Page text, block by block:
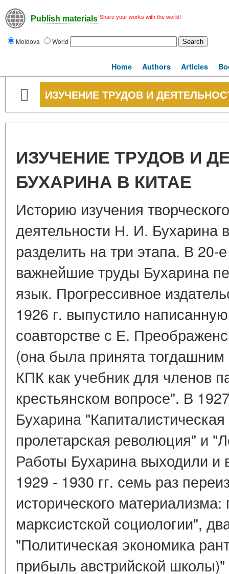
Publish materials Share your works with the world!
Moldova World
Home Authors Articles
ИЗУЧЕНИЕ ТРУДОВ И
ИЗУЧЕНИЕ ТРУДОВ И
БУХАРИНА В КИТАЕ
Историю изучения
деятельности Н. И. Бухарина
разделить на три этапа. В 20-
важнейшие труды Бухарина
язык. Прогрессивное
1926 г. выпустило
соавторстве с Е.
(она была принята
КПК как учебник для членов
крестьянском вопросе". В
Бухарина
пролетарская революция" и
Работы Бухарина выходили и
1929 - 1930 гг. семь раз
исторического
марксистской социологии",
"Политическая экономика
прибыль австрийской